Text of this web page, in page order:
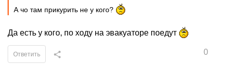
А чо там прикурить не у кого?
Да есть у кого, по ходу на эвакуаторе поедут
0
Ответить